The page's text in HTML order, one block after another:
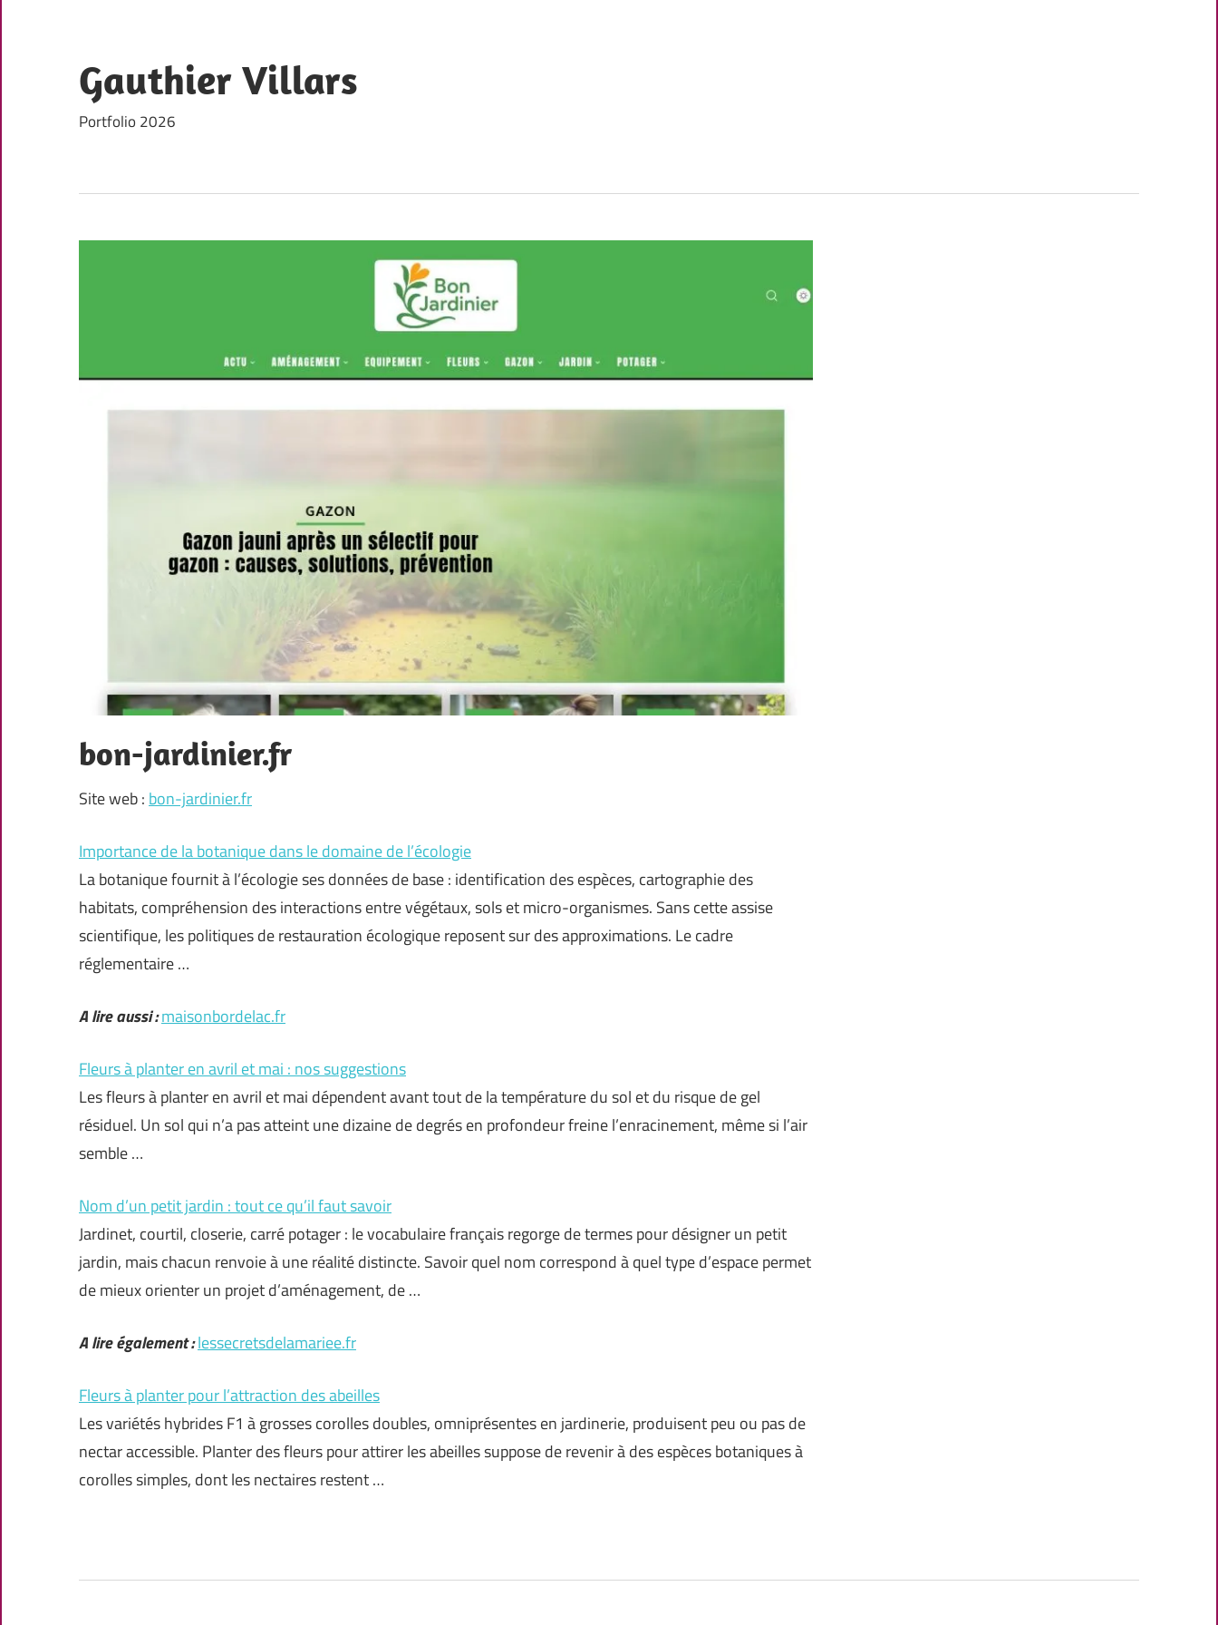
content
Gauthier Villars
Portfolio 2026
bon-jardinier.fr
Site web : bon-jardinier.fr
Importance de la botanique dans le domaine de l’écologie
La botanique fournit à l’écologie ses données de base : identification des espèces, cartographie des
habitats, compréhension des interactions entre végétaux, sols et micro-organismes. Sans cette assise
scientifique, les politiques de restauration écologique reposent sur des approximations. Le cadre
réglementaire …
A lire aussi :maisonbordelac.fr
Fleurs à planter en avril et mai : nos suggestions
Les fleurs à planter en avril et mai dépendent avant tout de la température du sol et du risque de gel
résiduel. Un sol qui n’a pas atteint une dizaine de degrés en profondeur freine l’enracinement, même si l’air
semble …
Nom d’un petit jardin : tout ce qu’il faut savoir
Jardinet, courtil, closerie, carré potager : le vocabulaire français regorge de termes pour désigner un petit
jardin, mais chacun renvoie à une réalité distincte. Savoir quel nom correspond à quel type d’espace permet
de mieux orienter un projet d’aménagement, de …
A lire également :lessecretsdelamariee.fr
Fleurs à planter pour l’attraction des abeilles
Les variétés hybrides F1 à grosses corolles doubles, omniprésentes en jardinerie, produisent peu ou pas de
nectar accessible. Planter des fleurs pour attirer les abeilles suppose de revenir à des espèces botaniques à
corolles simples, dont les nectaires restent …